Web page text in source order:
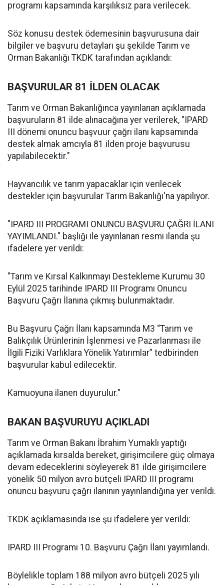
programı kapsamında karşılıksız para verilecek.
Söz konusu destek ödemesinin başvurusuna dair
bilgiler ve başvuru detayları şu şekilde Tarım ve
Orman Bakanlığı TKDK tarafından açıklandı:
BAŞVURULAR 81 İLDEN OLACAK
Tarım ve Orman Bakanlığınca yayınlanan açıklamada
başvuruların 81 ilde alınacağına yer verilerek, "IPARD
III dönemi onuncu başvuur çağrı ilanı kapsamında
destek almak amcıyla 81 ilden proje başvurusu
yapılabilecektir."
Hayvancılık ve tarım yapacaklar için verilecek
destekler için başvurular Tarım Bakanlığı'na yapılıyor.
"IPARD III PROGRAMI ONUNCU BAŞVURU ÇAĞRI İLANI
YAYIMLANDI." başlığı ile yayınlanan resmi ilanda şu
ifadelere yer verildi:
"Tarım ve Kırsal Kalkınmayı Destekleme Kurumu 30
Eylül 2025 tarihinde IPARD III Programı Onuncu
Başvuru Çağrı İlanına çıkmış bulunmaktadır.
Bu Başvuru Çağrı İlanı kapsamında M3 “Tarım ve
Balıkçılık Ürünlerinin İşlenmesi ve Pazarlanması ile
İlgili Fiziki Varlıklara Yönelik Yatırımlar” tedbirinden
başvurular kabul edilecektir.
Kamuoyuna ilanen duyurulur."
BAKAN BAŞVURUYU AÇIKLADI
Tarım ve Orman Bakanı İbrahim Yumaklı yaptığı
açıklamada kırsalda bereket, girişimcilere güç olmaya
devam edeceklerini söyleyerek 81 ilde girişimcilere
yönelik 50 milyon avro bütçeli IPARD III programı
onuncu başvuru çağrı ilanının yayınlandığına yer verildi.
TKDK açıklamasında ise şu ifadelere yer verildi:
IPARD III Programı 10. Başvuru Çağrı İlanı yayımlandı.
Böylelikle toplam 188 milyon avro bütçeli 2025 yılı